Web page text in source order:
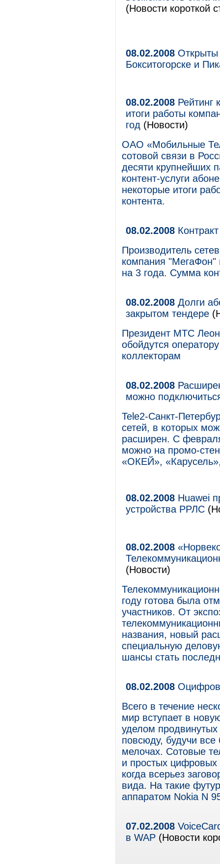
(Новости короткой
08.02.2008
Бокситогорске и
08.02.2008 Рейтинг
итоги работы
год (Новости)
ОАО «Мобильные
сотовой связи в
десяти крупнейших
контент-услуги
некоторые итоги
контента.
08.02.2008
Производитель
компания "МегаФон"
на 3 года. Сумма
08.02.2008 Долги
закрытом тендере
Президент МТС
обойдутся
коллекторам
08.02.2008
можно
Tele2-Санкт-
сетей, в которых
расширен. С
можно на промо-
«ОКЕЙ»,
08.02.2008 Huawei
устройства РРЛС
08.02.2008
(Новости)
году готова была
участников. От
названия, новый
специальную
шансы стать
08.02.2008
Всего в течение
мир вступает в
уделом
повсюду, будучи
мелочах. Сотовые
и простых цифровых
когда всерьез
вида. На такие
аппаратом Nokia N
07.02.2008
в WAP (Новости